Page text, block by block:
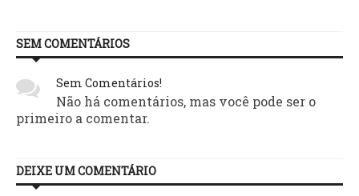
SEM COMENTÁRIOS
Sem Comentários!
Não há comentários, mas você pode ser o
primeiro a comentar.
DEIXE UM COMENTÁRIO